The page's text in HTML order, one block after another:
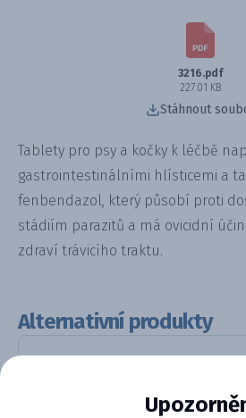
3216.pdf
227.01 KB
Stáhnout
Tablety pro psy a kočky k léčbě
gastrointestinálními hlísticemi a
fenbendazol, který působí proti
stádiím parazitů a má ovicidní
zdraví trávicího traktu.
Alternativní produkty